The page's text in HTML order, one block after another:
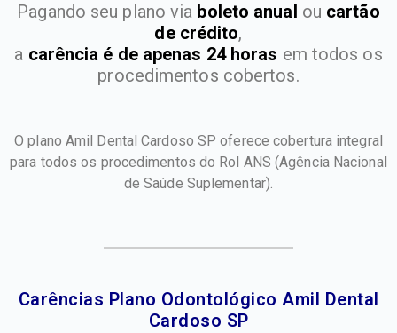
Pagando seu plano via boleto anual ou cartão
de crédito,
a carência é de apenas 24 horas em todos os
procedimentos cobertos.
O plano Amil Dental Cardoso SP oferece cobertura integral
para todos os procedimentos do Rol ANS(Agência Nacional
de Saúde Suplementar).
Carências Plano Odontológico Amil Dental
Cardoso SP​